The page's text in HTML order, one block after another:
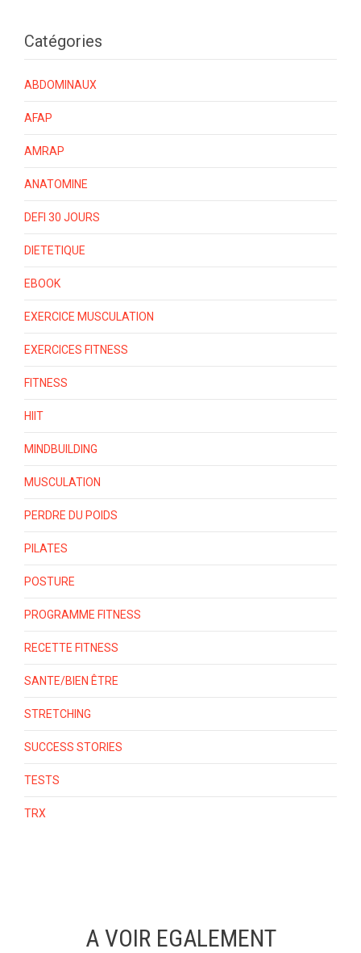
Catégories
ABDOMINAUX
AFAP
AMRAP
ANATOMINE
DEFI 30 JOURS
DIETETIQUE
EBOOK
EXERCICE MUSCULATION
EXERCICES FITNESS
FITNESS
HIIT
MINDBUILDING
MUSCULATION
PERDRE DU POIDS
PILATES
POSTURE
PROGRAMME FITNESS
RECETTE FITNESS
SANTE/BIEN ÊTRE
STRETCHING
SUCCESS STORIES
TESTS
TRX
A VOIR EGALEMENT